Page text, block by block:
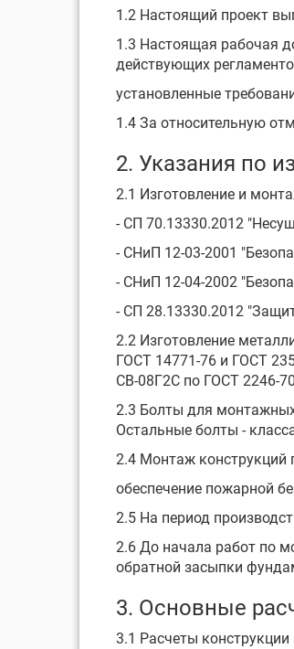
1.2 Настоящий проект
1.3 Настоящая рабочая
действующих
установленные
1.4 За относительную
2. Указания по
2.1 Изготовление и
- СП 70.13330.2012
- СНиП 12-03-2001
- СНиП 12-04-2002
- СП 28.13330.2012
2.2 Изготовление
ГОСТ 14771-76 и ГОСТ
СВ-08Г2С по ГОСТ 2246-
2.3 Болты для монтажных
Остальные болты -
2.4 Монтаж конструкций
обеспечение пожарной
2.5 На период
2.6 До начала работ по
обратной засыпки
3. Основные
3.1 Расчеты